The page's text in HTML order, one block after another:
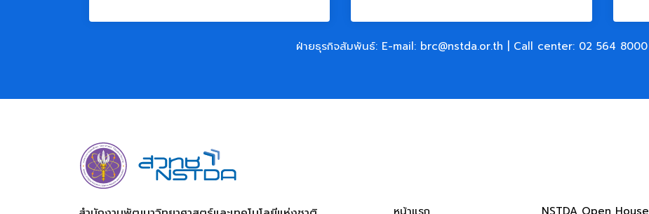
ฝ่ายธุรกิจสัมพันธ์: E-mail: brc@nstda.or.th | Call center: 02 564 8000
หน้าแรก NSTDA Open House